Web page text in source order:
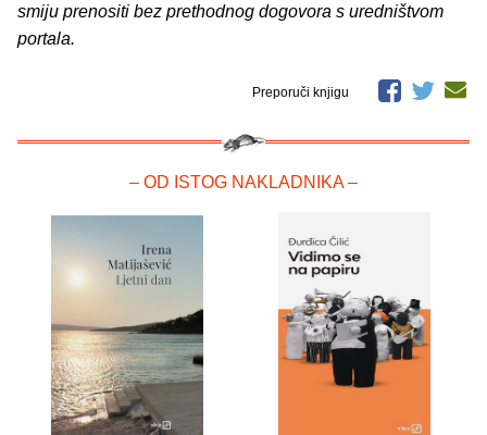
smiju prenositi bez prethodnog dogovora s uredništvom
portala.
Preporuči knjigu
– OD ISTOG NAKLADNIKA –